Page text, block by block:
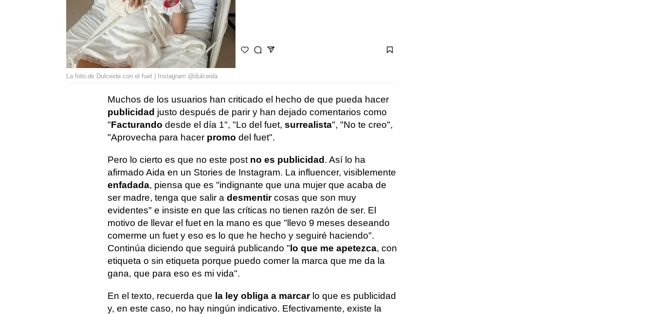
La foto de Dulceida con el fuet | Instagram @dulceida
Muchos de los usuarios han criticado el hecho de que pueda hacer
publicidad justo después de parir y han dejado comentarios como
"Facturando desde el día 1", "Lo del fuet, surrealista", "No te creo",
"Aprovecha para hacer promo del fuet".
Pero lo cierto es que no este post no es publicidad. Así lo ha
afirmado Aida en un Stories de Instagram. La influencer, visiblemente
enfadada, piensa que es "indignante que una mujer que acaba de
ser madre, tenga que salir a desmentircosas que son muy
evidentes" e insiste en que las críticas no tienen razón de ser. El
motivo de llevar el fuet en la mano es que "llevo 9 meses deseando
comerme un fuet y eso es lo que he hecho y seguiré haciendo".
Continúa diciendo que seguirá publicando "lo que me apetezca, con
etiqueta o sin etiqueta porque puedo comer la marca que me da la
gana, que para eso es mi vida".
En el texto, recuerda que la ley obliga a marcarlo que es publicidad
y, en este caso, no hay ningún indicativo. Efectivamente, existe la